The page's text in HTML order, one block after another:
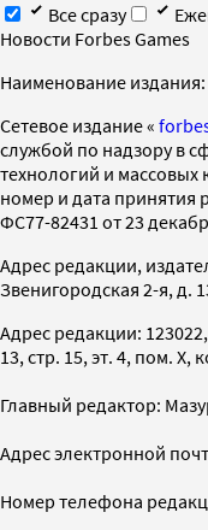
Все сразу
Новости Forbes Games
Наименование издания:
Cетевое издание «
службой по надзору в
технологий и
номер и дата принятия
ФС77-82431 от 23
Адрес редакции,
Звенигородская 2-я, д.
Адрес редакции:
13, стр. 15, эт. 4, пом. X,
Главный редактор:
Адрес электронной
Номер телефона